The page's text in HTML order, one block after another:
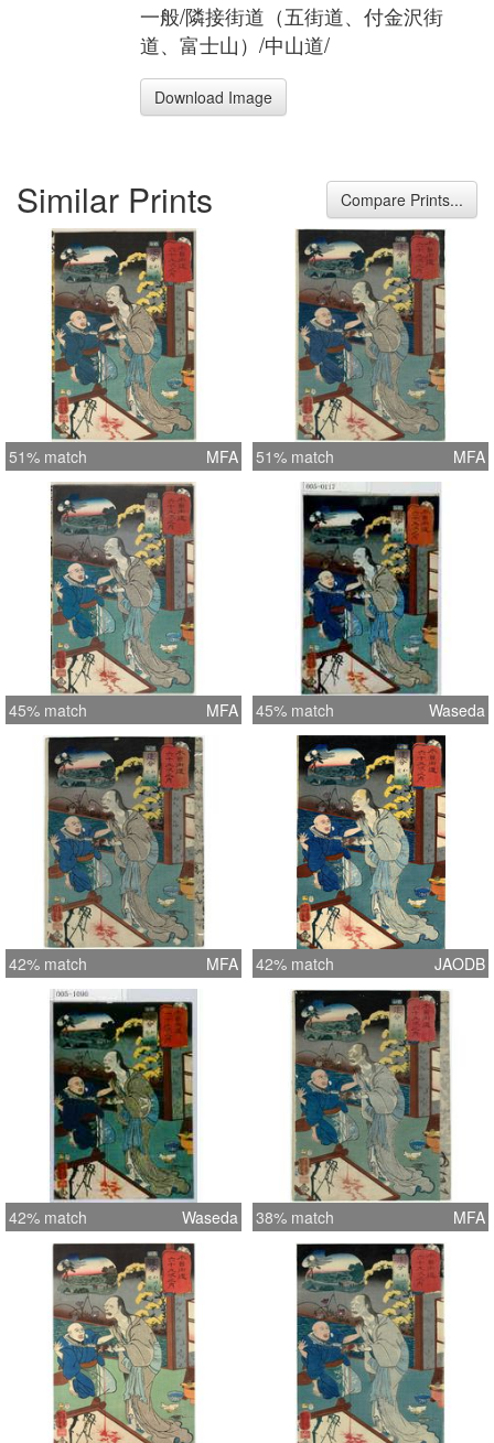
一般/隣接街道（五街道、付金沢街
道、富士山）/中山道/
Download Image
Similar Prints Compare Prints...
51% match MFA 51% match MFA
45% match MFA 45% match Waseda
42% match MFA 42% match JAODB
42% match Waseda 38% match MFA